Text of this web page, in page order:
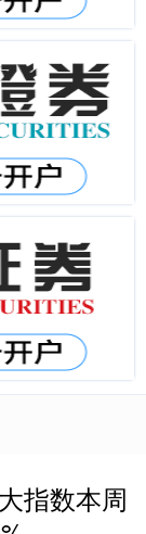
指数本周